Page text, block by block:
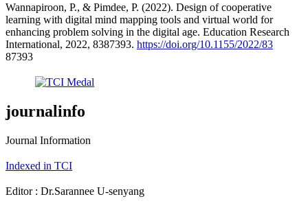
Wannapiroon, P., & Pimdee, P. (2022). Design of cooperative
learning with digital mind mapping tools and virtual world for
enhancing problem solving in the digital age. Education Research
International, 2022, 8387393. https://doi.org/10.1155/2022/83
87393
journalinfo
Journal Information
Indexed in TCI
Editor : Dr.Sarannee U-senyang